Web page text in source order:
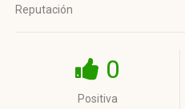
Reputación
0
Positiva